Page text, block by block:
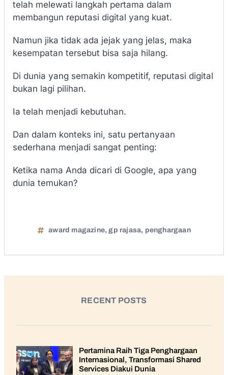
telah melewati langkah pertama dalam
membangun reputasi digital yang kuat.
Namun jika tidak ada jejak yang jelas, maka
kesempatan tersebut bisa saja hilang.
Di dunia yang semakin kompetitif, reputasi digital
bukan lagi pilihan.
Ia telah menjadi kebutuhan.
Dan dalam konteks ini, satu pertanyaan
sederhana menjadi sangat penting:
Ketika nama Anda dicari di Google, apa yang
dunia temukan?
award magazine,gp rajasa, penghargaan
RECENT POSTS
Pertamina Raih Tiga Penghargaan
Internasional, Transformasi Shared
Services Diakui Dunia